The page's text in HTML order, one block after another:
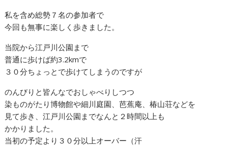
私を含め総勢７名の参加者で
今回も無事に楽しく歩きました。
当院から江戸川公園まで
普通に歩けば約3.2kmで
３０分ちょっとで歩けてしまうのですが
のんびりと皆んなでおしゃべりしつつ
染ものがたり博物館や細川庭園、芭蕉庵、椿山荘などを
見て歩き、江戸川公園までなんと２時間以上も
かかりました。
当初の予定より３０分以上オーバー（汗